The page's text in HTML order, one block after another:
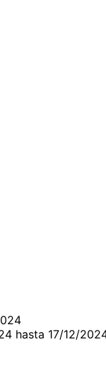
hasta 17/12/